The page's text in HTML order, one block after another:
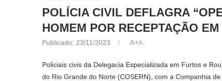
POLÍCIA CIVIL DEFLAGRA
HOMEM POR RECEPTAÇÃO
Publicado: 23/11/2023 A+A-
Policiais civis da Delegacia Especializada em Furtos e
do Rio Grande do Norte (COSERN), com a Companhia